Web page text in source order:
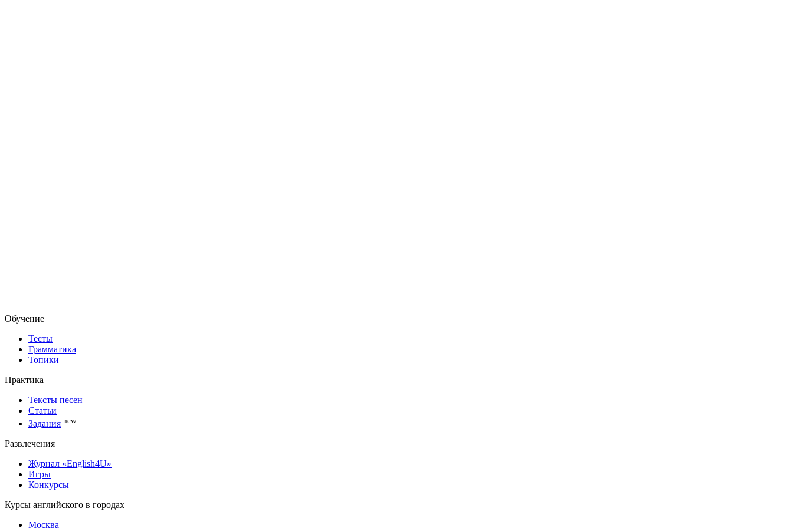
Обучение
Тесты
Грамматика
Топики
Практика
Тексты песен
Статьи
Задания new
Развлечения
Журнал «English4U»
Игры
Конкурсы
Курсы английского в городах
Москва